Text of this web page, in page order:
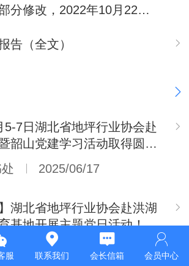
分修改，2022年10月22日
告（全文）
5-7日湖北省地坪行业协会赴
韶山党建学习活动取得圆满
2025/06/17
湖北省地坪行业协会赴洪湖
基地开展主题党日活动！
2023/07/24
服 联系我们 会长信箱 会员中心